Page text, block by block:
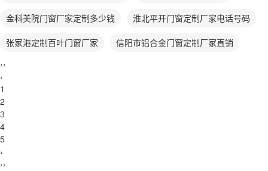
金科美院门窗厂家定制多少钱 淮北平开门窗定制厂家电话号码
张家港定制百叶门窗厂家
信阳市铝合金门窗定制厂家直销
‹‹
‹
1
2
3
4
5
›
››